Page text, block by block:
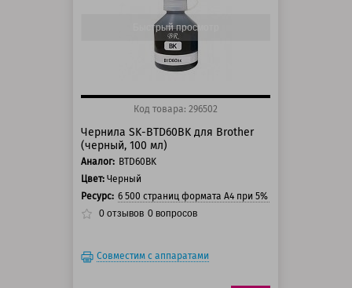
Быстрый просмотр
Код товара: 296502
Чернила SK-BTD60BK для Brother
(черный, 100 мл)
Аналог: BTD60BK
Цвет: Черный
Ресурс: 6 500 страниц формата А4 при 5% заполнении
0 отзывов 0 вопросов
Совместим с аппаратами